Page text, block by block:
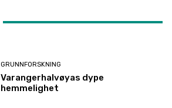
GRUNNFORSKNING
Varangerhalvøyas dype
hemmelighet